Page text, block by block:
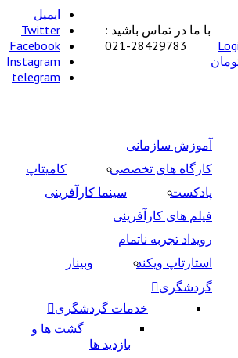
ایمیل
Twitter
Facebook
Instagram
telegram
با ما در تماس باشید :
28429783-021
آموزش سازمانی
کارگاه های تخصصی
کامیتاپ
پادکست
سینما کارآفرینی
فیلم های کارآفرینی
رویداد تجربه ناتمام
استارتاپ ویکند
وبینار
گردشگری
خدمات گردشگری
گشت ها و
بازدید ها